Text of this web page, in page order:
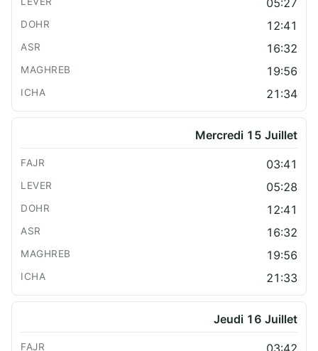
12:41
16:32
19:56
21:34
Mercredi 15 Juillet
03:41
05:28
12:41
16:32
19:56
21:33
Jeudi 16 Juillet
03:42